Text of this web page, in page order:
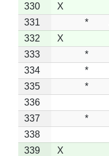
330
X
331
*
332
X
333
*
334
*
335
*
336
337
*
338
339
X